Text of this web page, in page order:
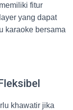
fitur
yang dapat
karaoke bersama
khawatir jika